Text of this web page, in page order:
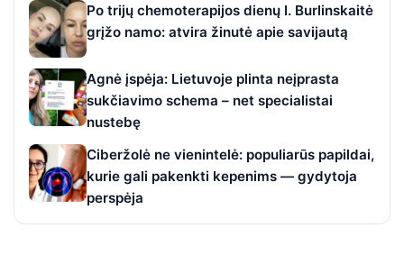
Po trijų chemoterapijos dienų I. Burlinskaitė
grįžo namo: atvira žinutė apie savijautą
Agnė įspėja: Lietuvoje plinta neįprasta
sukčiavimo schema – net specialistai
nustebę
Ciberžolė ne vienintelė: populiarūs papildai,
kurie gali pakenkti kepenims — gydytoja
perspėja